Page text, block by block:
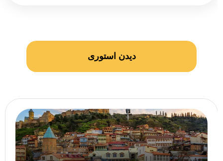
دیدن استوری